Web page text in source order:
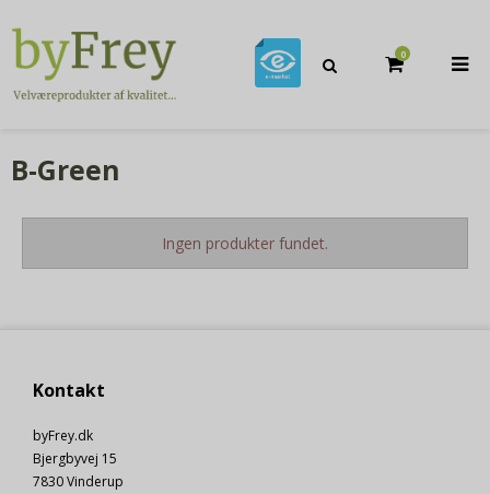
0
B-Green
Ingen produkter fundet.
Kontakt
byFrey.dk
Bjergbyvej 15
7830 Vinderup